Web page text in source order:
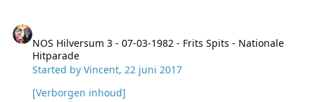
NOS Hilversum 3 - 07-03-1982 - Frits Spits - Nationale
Hitparade
Started byVincent,22 juni 2017
[Verborgen inhoud]